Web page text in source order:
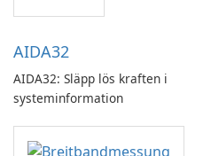
AIDA32
AIDA32: Släpp lös kraften i
systeminformation